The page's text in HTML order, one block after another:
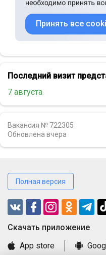
Принять все
Последний визит
7 августа
Вакансия № 722305
Обновлена вчера
Полная версия
Cкачать приложение
App store